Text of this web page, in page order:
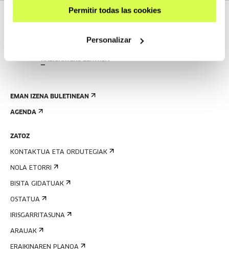
Permitir todas las cookies
Personalizar
EMAN IZENA BULETINEAN
AGENDA
ZATOZ
KONTAKTUA ETA ORDUTEGIAK
NOLA ETORRI
BISITA GIDATUAK
OSTATUA
IRISGARRITASUNA
ARAUAK
ERAIKINAREN PLANOA